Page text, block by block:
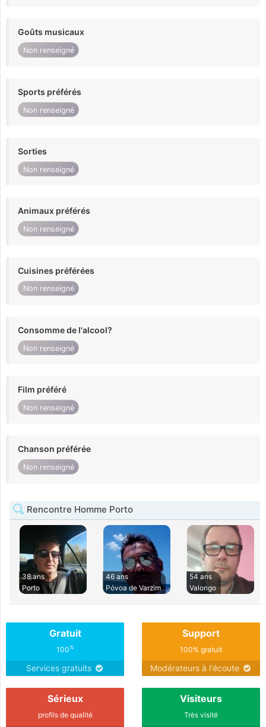
Goûts musicaux
Non renseigné
Sports préférés
Non renseigné
Sorties
Non renseigné
Animaux préférés
Non renseigné
Cuisines préférées
Non renseigné
Consomme de l'alcool?
Non renseigné
Film préféré
Non renseigné
Chanson préférée
Non renseigné
Rencontre Homme Porto
38 ans
Porto
46 ans
Póvoa de Varzim
54 ans
Valongo
Gratuit
100%
Services gratuits
Support
100% gratuit
Modérateurs à l'écoute
Sérieux
profils de qualité
Visiteurs
Très visité